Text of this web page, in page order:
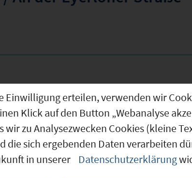
12.700 m²
12.700 m²
1.000 m²
An der Eyerloher Straße
Einwilligung erteilen, verwenden wir
Klick auf den Button „Webanalyse
wir zu Analysezwecken Cookies (kleine
die sich ergebenden Daten verarbeiten
in unserer
Datenschutzerklärung